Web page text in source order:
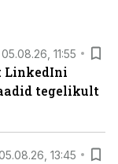
05.08.26, 11:55
LinkedIni
tegelikult
13:45